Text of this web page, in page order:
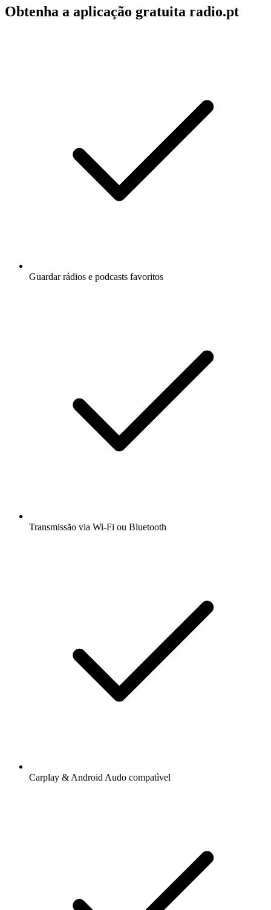
Obtenha a aplicação gratuita radio.pt
Guardar rádios e podcasts favoritos
Transmissão via Wi-Fi ou Bluetooth
Carplay & Android Audo compatìvel